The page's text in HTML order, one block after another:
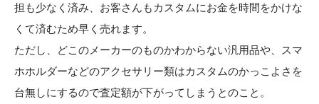
担も少なく済み、お客さんもカスタムにお金を時間をかけな
くて済むため早く売れます。
ただし、どこのメーカーのものかわからない汎用品や、スマ
ホホルダーなどのアクセサリー類はカスタムのかっこよさを
台無しにするので査定額が下がってしまうとのこと。